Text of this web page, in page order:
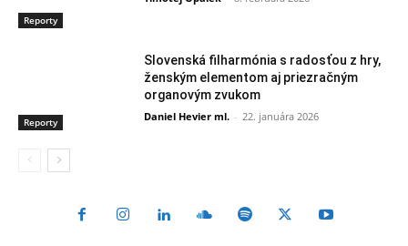
Reporty
Reporty
Slovenská filharmónia s radosťou z hry,
ženským elementom aj priezračným
organovým zvukom
Daniel Hevier ml. - 22. januára 2026